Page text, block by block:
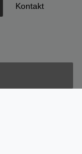
Kontakt